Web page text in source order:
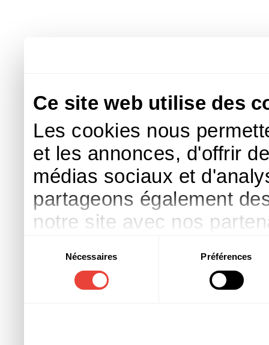
Ce site web utilise des
Les cookies nous
et les annonces, d'offrir
médias sociaux et
partageons également
notre site avec nos
d'autres informations
ont collectées lors de
consentement
Nécessaires Préférences